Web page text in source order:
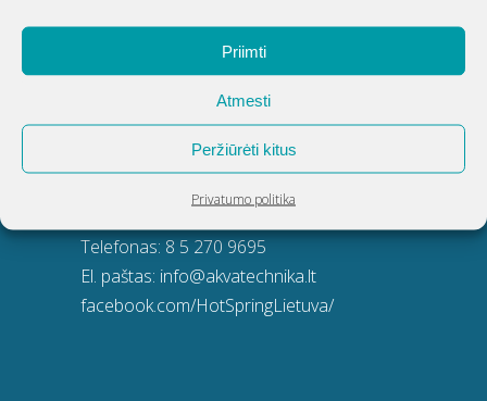
Priimti
Atmesti
Peržiūrėti kitus
Privatumo politika
ŠIAULIAI
UAB Akvatechnika
Adresas: Dunojaus g. 20, Vilnius
Įmonės kodas: 124389034
Telefonas: 8 5 270 9695
El. paštas: info@akvatechnika.lt
facebook.com/HotSpringLietuva/